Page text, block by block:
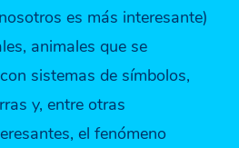
es más interesante)
animales que se
sistemas de símbolos,
y, entre otras
el fenómeno